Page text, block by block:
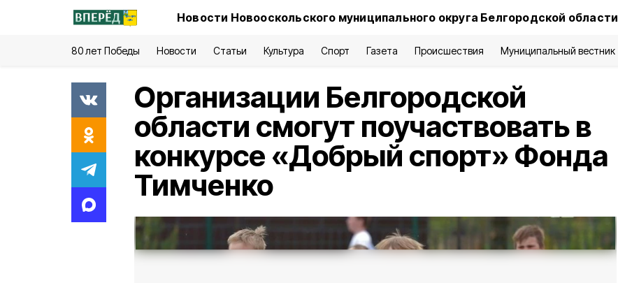
Новости Новооскольского муниципального округа Белгородской области
80 лет Победы Новости Статьи Культура Спорт Газета Происшествия Муниципальный вестник
Организации Белгородской
области смогут поучаствовать в
конкурсе «Добрый спорт» Фонда
Тимченко